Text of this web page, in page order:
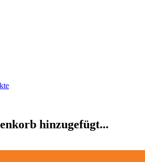
hinzugefügt...